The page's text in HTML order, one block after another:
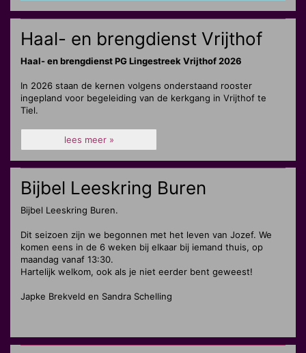
Haal- en brengdienst Vrijthof
Haal- en brengdienst PG Lingestreek Vrijthof 2026
In 2026 staan de kernen volgens onderstaand rooster
ingepland voor begeleiding van de kerkgang in Vrijthof te
Tiel.
lees meer »
Bijbel Leeskring Buren
Bijbel Leeskring Buren.
Dit seizoen zijn we begonnen met het leven van Jozef. We
komen eens in de 6 weken bij elkaar bij iemand thuis, op
maandag vanaf 13:30.
Hartelijk welkom, ook als je niet eerder bent geweest!
Japke Brekveld en Sandra Schelling